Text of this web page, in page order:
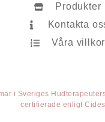
Produkter
Kontakta
Våra villkor
i Sveriges
certifierade enligt